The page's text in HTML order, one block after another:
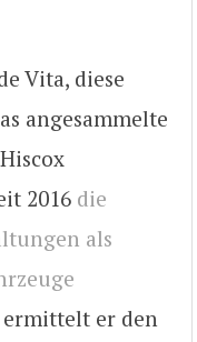
Vita, diese
angesammelte
2016 die
als
er den